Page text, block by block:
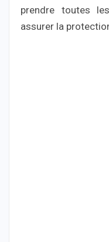
prendre toutes
assurer la